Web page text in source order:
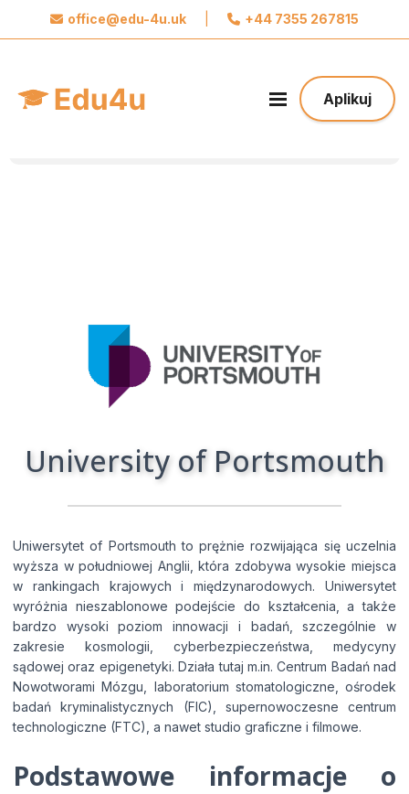
x
Obiecujemy, że nie będziemy wysyłać spamu.
Podaj nam swoje dane do kontaktu żebyśmy
mogli się z Tobą skontaktować odnośnie Twojej
osobowych przez Edu4u Ltd w celach informacyjnych i
marketingowych.
Przesyłając ten formularz, potwierdzasz, że masz
ukończone 16 lat oraz wyrażasz zgodę na przetwarzanie
Twoich danych osobowych w celach kontaktowych,
zgodnie z naszą Polityką Prywatności.
office@edu-4u.uk +44 7355 267815
Aplikuj
University of Portsmouth
Uniwersytet of Portsmouth to prężnie rozwijająca się uczelnia
wyższa w południowej Anglii, która zdobywa wysokie miejsca
w rankingach krajowych i międzynarodowych. Uniwersytet
wyróżnia nieszablonowe podejście do kształcenia, a także
bardzo wysoki poziom innowacji i badań, szczególnie w
zakresie kosmologii, cyberbezpieczeństwa, medycyny
sądowej oraz epigenetyki. Działa tutaj m.in. Centrum Badań nad
Nowotworami Mózgu, laboratorium stomatologiczne, ośrodek
badań kryminalistycznych (FIC), supernowoczesne centrum
technologiczne (FTC), a nawet studio graficzne i filmowe.
Podstawowe informacje o